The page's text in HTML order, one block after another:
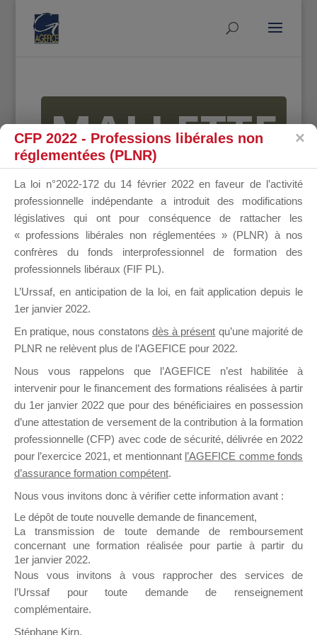
MALLETTE
DU
DIRIGEANT
il y a un mois
Ce groupe est destiné aux Organismes de
Formation qui souhaitent répondre à l’Appel à
Propositions Mallette du Dirigeant.
Ce groupe propose un forum dédié au support
sur lequel il est possible de laisser un message
ou poser une question.
NB : Il est nécessaire d’être
pouvoir rejoindre ce groupe
CFP 2022 - Professions libérales non
réglementées (PLNR)
La loi n°2022-172 du 14 février 2022 en faveur de l’activité
professionnelle indépendante a introduit des modifications
législatives qui ont pour conséquence de rattacher les
« professions libérales non réglementées » (PLNR) à nos
confrères du fonds interprofessionnel de formation des
professionnels libéraux (FIF PL).
L’Urssaf, en anticipation de la loi, en fait application depuis le
1er janvier 2022.
En pratique, nous constatons dès à présent qu’une majorité de
PLNR ne relèvent plus de l’AGEFICE pour 2022.
Nous vous rappelons que l’AGEFICE n’est habilitée à
intervenir pour le financement des formations réalisées à partir
du 1er janvier 2022 que pour des bénéficiaires en possession
d’une attestation de versement de la contribution à la formation
professionnelle (CFP) avec code de sécurité, délivrée en 2022
pour l’exercice 2021, et mentionnant l’AGEFICE comme fonds
d’assurance formation compétent.
Nous vous invitons donc à vérifier cette information avant :
Le dépôt de toute nouvelle demande de financement,
La transmission de toute demande de remboursement
concernant une formation réalisée pour partie à partir du
1er janvier 2022.
Nous vous invitons à vous rapprocher des services de
l’Urssaf pour toute demande de renseignement
complémentaire.
Stéphane Kirn,